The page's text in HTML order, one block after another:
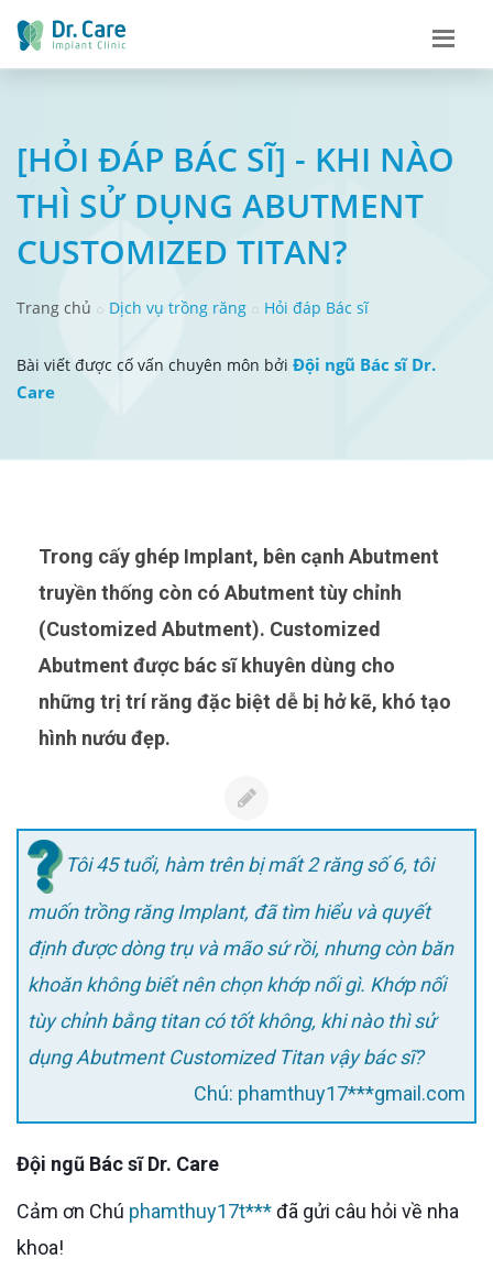
[HỎI ĐÁP BÁC SĨ] - KHI NÀO
THÌ SỬ DỤNG ABUTMENT
CUSTOMIZED TITAN?
Trang chủ Dịch vụ trồng răng Hỏi đáp Bác sĩ
Bài viết được cố vấn chuyên môn bởi Đội ngũ Bác sĩ Dr.
Care
Trong cấy ghép Implant, bên cạnh Abutment
truyền thống còn có Abutment tùy chỉnh
(Customized Abutment). Customized
Abutment được bác sĩ khuyên dùng cho
những trị trí răng đặc biệt dễ bị hở kẽ, khó tạo
hình nướu đẹp.
Tôi 45 tuổi, hàm trên bị mất 2 răng số 6, tôi
muốn trồng răng Implant, đã tìm hiểu và quyết
định được dòng trụ và mão sứ rồi, nhưng còn băn
khoăn không biết nên chọn khớp nối gì. Khớp nối
tùy chỉnh bằng titan có tốt không, khi nào thì sử
dụng Abutment Customized Titan vậy bác sĩ?
Chú: phamthuy17***gmail.com
Đội ngũ Bác sĩ Dr. Care
Cảm ơn Chú phamthuy17t***đã gửi câu hỏi về nha
khoa!